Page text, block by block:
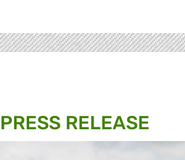
PRESS RELEASE